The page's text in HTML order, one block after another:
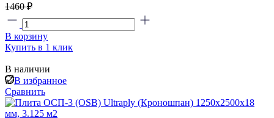
1460 ₽
В корзину
Купить в 1 клик
В наличии
В избранное
Сравнить